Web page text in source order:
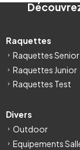
Raquettes
Raquettes Senior
Raquettes Junior
Raquettes Test
Divers
Outdoor
Equipements